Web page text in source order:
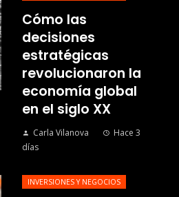
Cómo las
decisiones
estratégicas
revolucionaron la
economía global
en el siglo XX
Carla Vilanova
Hace 3
días
INVERSIONES Y NEGOCIOS